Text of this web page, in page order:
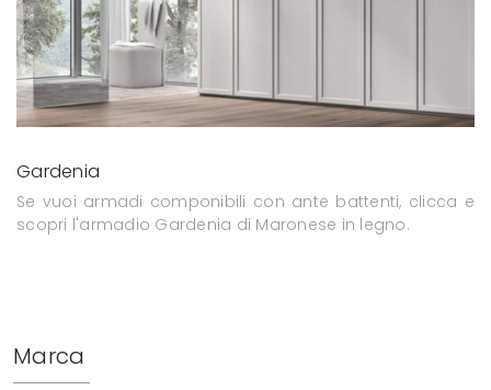
Gardenia
Se vuoi armadi componibili con ante battenti, clicca e
scopri l'armadio Gardenia di Maronese in legno.
Marca